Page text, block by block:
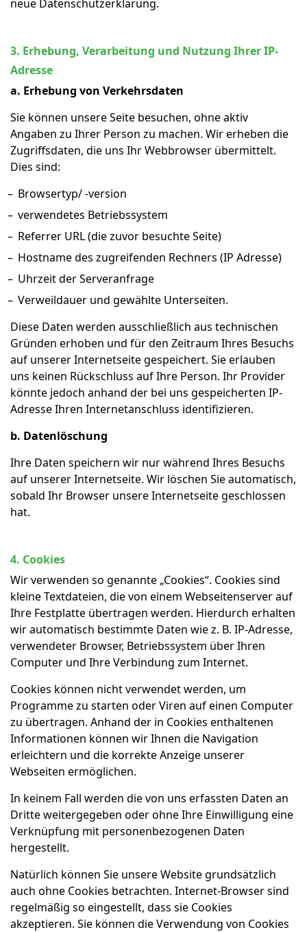
neue Datenschutzerklärung.
3. Erhebung, Verarbeitung und Nutzung Ihrer IP-
Adresse
a. Erhebung von Verkehrsdaten
Sie können unsere Seite besuchen, ohne aktiv
Angaben zu Ihrer Person zu machen. Wir erheben die
Zugriffsdaten, die uns Ihr Webbrowser übermittelt.
Dies sind:
Browsertyp/ -version
verwendetes Betriebssystem
Referrer URL (die zuvor besuchte Seite)
Hostname des zugreifenden Rechners (IP Adresse)
Uhrzeit der Serveranfrage
Verweildauer und gewählte Unterseiten.
Diese Daten werden ausschließlich aus technischen
Gründen erhoben und für den Zeitraum Ihres Besuchs
auf unserer Internetseite gespeichert. Sie erlauben
uns keinen Rückschluss auf Ihre Person. Ihr Provider
könnte jedoch anhand der bei uns gespeicherten IP-
Adresse Ihren Internetanschluss identifizieren.
b. Datenlöschung
Ihre Daten speichern wir nur während Ihres Besuchs
auf unserer Internetseite. Wir löschen Sie automatisch,
sobald Ihr Browser unsere Internetseite geschlossen
hat.
4. Cookies
Wir verwenden so genannte „Cookies“. Cookies sind
kleine Textdateien, die von einem Webseitenserver auf
Ihre Festplatte übertragen werden. Hierdurch erhalten
wir automatisch bestimmte Daten wie z. B. IP-Adresse,
verwendeter Browser, Betriebssystem über Ihren
Computer und Ihre Verbindung zum Internet.
Cookies können nicht verwendet werden, um
Programme zu starten oder Viren auf einen Computer
zu übertragen. Anhand der in Cookies enthaltenen
Informationen können wir Ihnen die Navigation
erleichtern und die korrekte Anzeige unserer
Webseiten ermöglichen.
In keinem Fall werden die von uns erfassten Daten an
Dritte weitergegeben oder ohne Ihre Einwilligung eine
Verknüpfung mit personenbezogenen Daten
hergestellt.
Natürlich können Sie unsere Website grundsätzlich
auch ohne Cookies betrachten. Internet-Browser sind
regelmäßig so eingestellt, dass sie Cookies
akzeptieren. Sie können die Verwendung von Cookies